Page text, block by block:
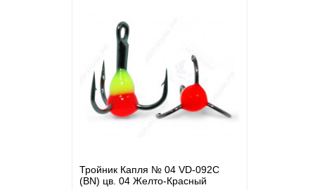
Тройник Капля № 04 VD-092C
(BN) цв. 04 Желто-Красный